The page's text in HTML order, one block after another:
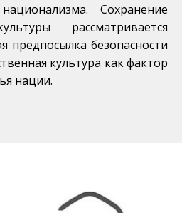
Сохранение
рассматривается
предпосылка безопасности
культура как фактор
нации.